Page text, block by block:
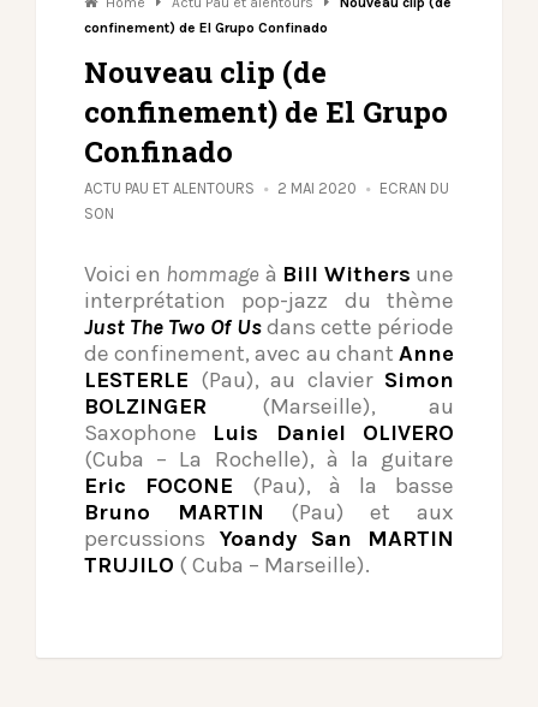
confinement) de El Grupo Confinado
Nouveau clip (de
confinement) de El Grupo
Confinado
ACTU PAU ET ALENTOURS 2 MAI 2020
ECRAN DU
SON
Voici en hommage à Bill Withers une
interprétation pop-jazz du thème
Just The Two Of Us dans cette période
de confinement, avec au chant Anne
LESTERLE (Pau), au clavier Simon
BOLZINGER (Marseille), au
Saxophone Luis Daniel OLIVERO
(Cuba – La Rochelle), à la guitare
Eric FOCONE (Pau), à la basse
Bruno MARTIN (Pau) et aux
percussions Yoandy San MARTIN
TRUJILO ( Cuba – Marseille).